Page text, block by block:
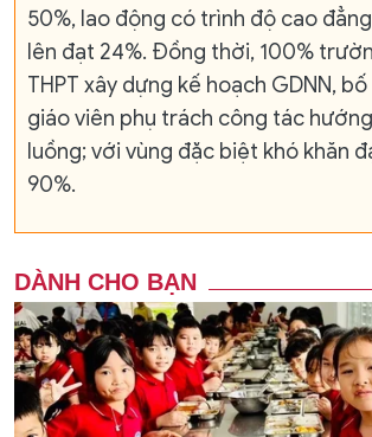
50%, lao động có trình độ cao
lên đạt 24%. Đồng thời, 100%
THPT xây dựng kế hoạch GDNN,
giáo viên phụ trách công tác
luồng; với vùng đặc biệt khó khăn
90%.